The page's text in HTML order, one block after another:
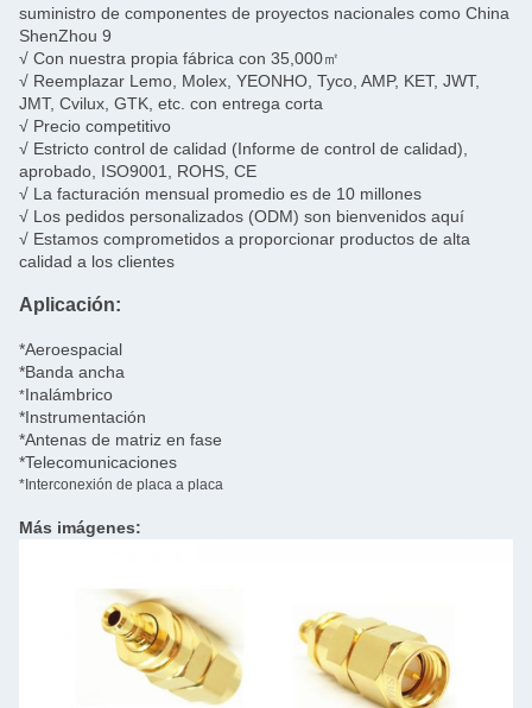
suministro de componentes de proyectos nacionales como China
ShenZhou 9
√ Con nuestra propia fábrica con 35,000㎡
√ Reemplazar Lemo, Molex, YEONHO, Tyco, AMP, KET, JWT,
JMT, Cvilux, GTK, etc. con entrega corta
√ Precio competitivo
√ Estricto control de calidad (Informe de control de calidad),
aprobado, ISO9001, ROHS, CE
√ La facturación mensual promedio es de 10 millones
√ Los pedidos personalizados (ODM) son bienvenidos aquí
√ Estamos comprometidos a proporcionar productos de alta
calidad a los clientes
Aplicación:
*Aeroespacial
*Banda ancha
*Inalámbrico
*Instrumentación
*Antenas de matriz en fase
*Telecomunicaciones
*Interconexión de placa a placa
Más imágenes: